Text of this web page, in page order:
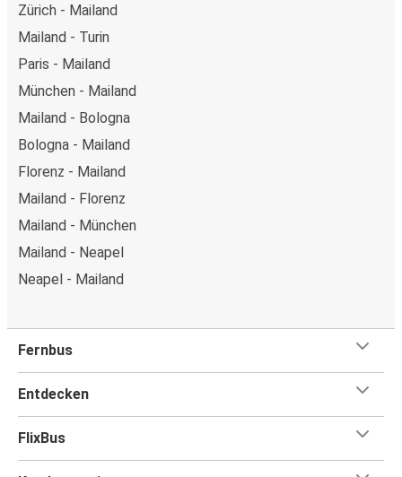
Zürich - Mailand
Mailand - Turin
Paris - Mailand
München - Mailand
Mailand - Bologna
Bologna - Mailand
Florenz - Mailand
Mailand - Florenz
Mailand - München
Mailand - Neapel
Neapel - Mailand
Fernbus
Entdecken
FlixBus